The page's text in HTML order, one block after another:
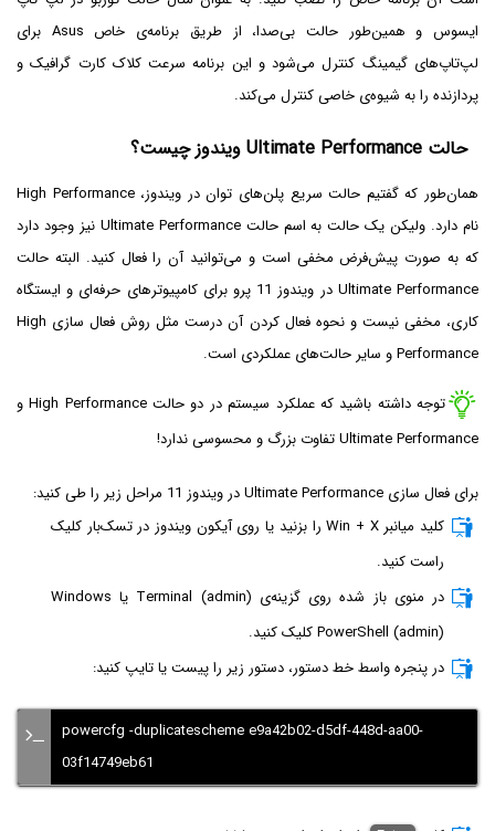
ایسوس و همین‌طور حالت بی‌صدا، از طریق برنامه‌ی خاص Asus برای
لپ‌تاپ‌های گیمینگ کنترل می‌شود و این برنامه سرعت کلاک کارت گرافیک و
پردازنده را به شیوه‌ی خاصی کنترل می‌کند.
حالت Ultimate Performance ویندوز چیست؟
همان‌طور که گفتیم حالت سریع پلن‌های توان در ویندوز، High Performance
نام دارد. ولیکن یک حالت به اسم حالت Ultimate Performance نیز وجود دارد
که به صورت پیش‌فرض مخفی است و می‌توانید آن را فعال کنید. البته حالت
Ultimate Performance در ویندوز 11 پرو برای کامپیوترهای حرفه‌ای و ایستگاه
کاری، مخفی نیست و نحوه فعال کردن آن درست مثل روش فعال سازی High
Performance و سایر حالت‌های عملکردی است.
توجه داشته باشید که عملکرد سیستم در دو حالت High Performance و
Ultimate Performance تفاوت بزرگ و محسوسی ندارد!
برای فعال سازی Ultimate Performance در ویندوز 11 مراحل زیر را طی کنید:
کلید میانبر Win + X را بزنید یا روی آیکون ویندوز در تسک‌بار کلیک
راست کنید.
در منوی باز شده روی گزینه‌ی Terminal (admin) یا Windows
PowerShell (admin) کلیک کنید.
در پنجره واسط خط دستور، دستور زیر را پیست یا تایپ کنید:
powercfg -duplicatescheme e9a42b02-d5df-448d-aa00-
03f14749eb61